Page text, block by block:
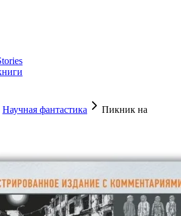
Научная фантастика
Пикник на